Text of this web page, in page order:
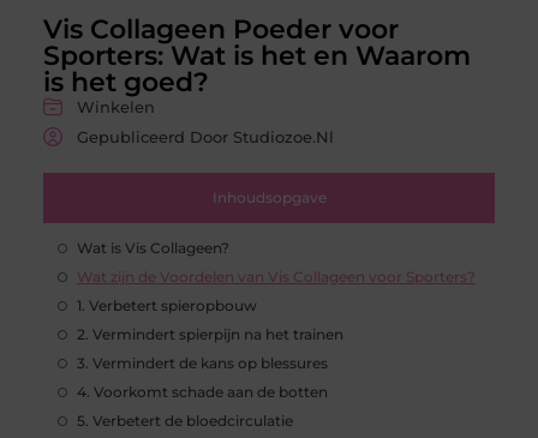
Vis Collageen Poeder voor
Sporters: Wat is het en Waarom
is het goed?
Winkelen
Gepubliceerd Door Studiozoe.nl
Inhoudsopgave
Wat is Vis Collageen?
Wat zijn de Voordelen van Vis Collageen voor Sporters?
1. Verbetert spieropbouw
2. Vermindert spierpijn na het trainen
3. Vermindert de kans op blessures
4. Voorkomt schade aan de botten
5. Verbetert de bloedcirculatie